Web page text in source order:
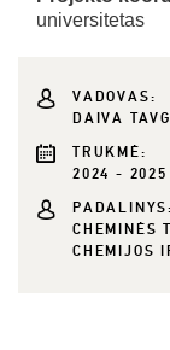
universitetas
VADOVAS:
DAIVA
TRUKMĖ:
2024 - 2025
PADALINYS:
CHEMINĖS
CHEMIJOS